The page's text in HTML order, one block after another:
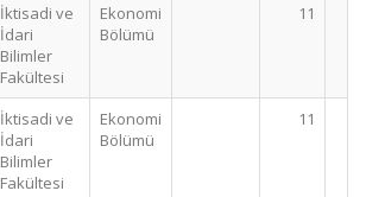
İktisadi ve
İdari
Bilimler
Fakültesi
Ekonomi
Bölümü
11
İktisadi ve
İdari
Bilimler
Fakültesi
Ekonomi
Bölümü
11